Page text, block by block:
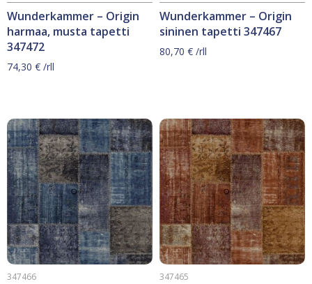
Wunderkammer – Origin
harmaa, musta tapetti
347472
74,30 € /rll
Wunderkammer – Origin
sininen tapetti 347467
80,70 € /rll
347466 347465